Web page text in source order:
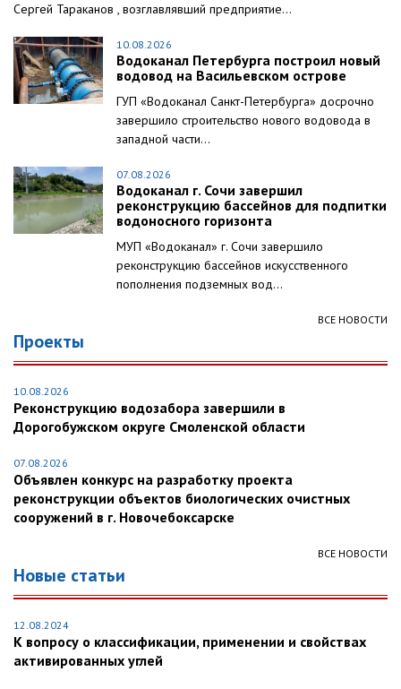
Сергей Тараканов , возглавлявший предприятие...
10.08.2026
Водоканал Петербурга построил новый
водовод на Васильевском острове
ГУП «Водоканал Санкт-Петербурга» досрочно
завершило строительство нового водовода в
западной части...
07.08.2026
Водоканал г. Сочи завершил
реконструкцию бассейнов для подпитки
водоносного горизонта
МУП «Водоканал» г. Сочи завершило
реконструкцию бассейнов искусственного
пополнения подземных вод...
ВСЕ НОВОСТИ
Проекты
10.08.2026
Реконструкцию водозабора завершили в
Дорогобужском округе Смоленской области
07.08.2026
Объявлен конкурс на разработку проекта
реконструкции объектов биологических очистных
сооружений в г. Новочебоксарске
ВСЕ НОВОСТИ
Новые статьи
12.08.2024
К вопросу о классификации, применении и свойствах
активированных углей